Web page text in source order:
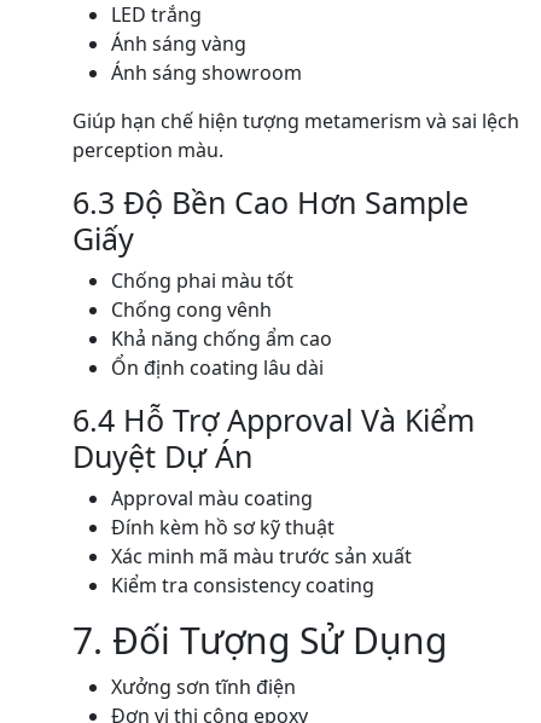
LED trắng
Ánh sáng vàng
Ánh sáng showroom
Giúp hạn chế hiện tượng metamerism và sai lệch
perception màu.
6.3 Độ Bền Cao Hơn Sample
Giấy
Chống phai màu tốt
Chống cong vênh
Khả năng chống ẩm cao
Ổn định coating lâu dài
6.4 Hỗ Trợ Approval Và Kiểm
Duyệt Dự Án
Approval màu coating
Đính kèm hồ sơ kỹ thuật
Xác minh mã màu trước sản xuất
Kiểm tra consistency coating
7. Đối Tượng Sử Dụng
Xưởng sơn tĩnh điện
Đơn vị thi công epoxy